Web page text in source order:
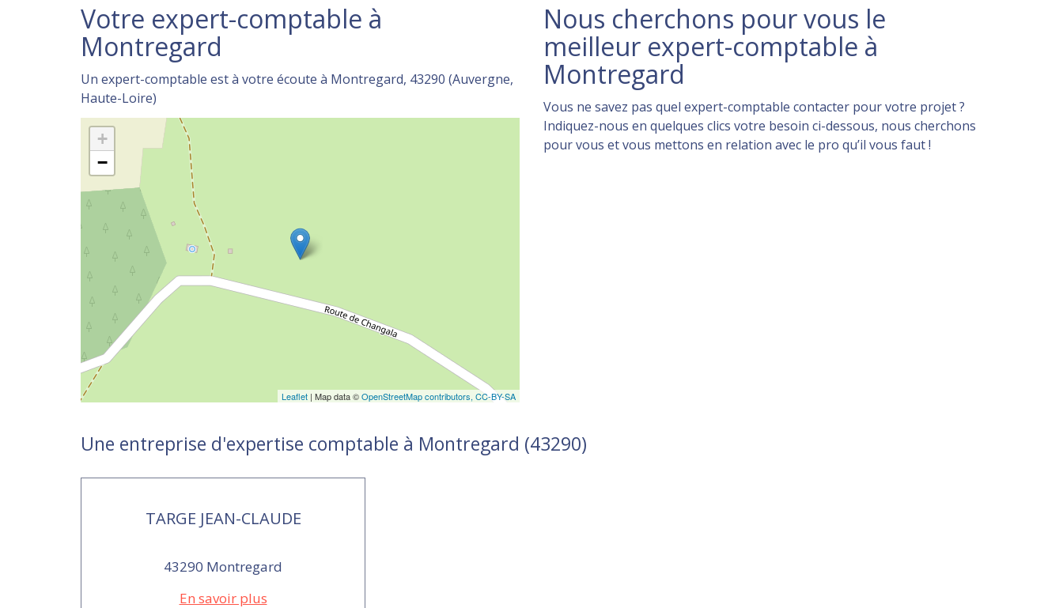
Votre expert-comptable à
Montregard
Un expert-comptable est à votre écoute à Montregard, 43290 (Auvergne,
Haute-Loire)
+
−
Leaflet | Map data ©OpenStreetMap contributors, CC-BY-SA
Nous cherchons pour vous le
meilleur expert-comptable à
Montregard
Vous ne savez pas quel expert-comptable contacter pour votre projet ?
Indiquez-nous en quelques clics votre besoin ci-dessous, nous cherchons
pour vous et vous mettons en relation avec le pro qu’il vous faut !
Une entreprise d'expertise comptable à Montregard (43290)
TARGE JEAN-CLAUDE
43290 Montregard
En savoir plus